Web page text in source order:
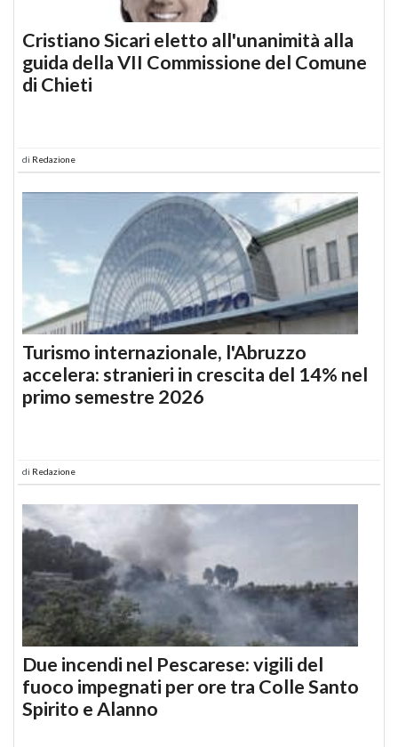
Cristiano Sicari eletto all'unanimità alla
guida della VII Commissione del Comune
di Chieti
di Redazione
Turismo internazionale, l'Abruzzo
accelera: stranieri in crescita del 14% nel
primo semestre 2026
di Redazione
Due incendi nel Pescarese: vigili del
fuoco impegnati per ore tra Colle Santo
Spirito e Alanno